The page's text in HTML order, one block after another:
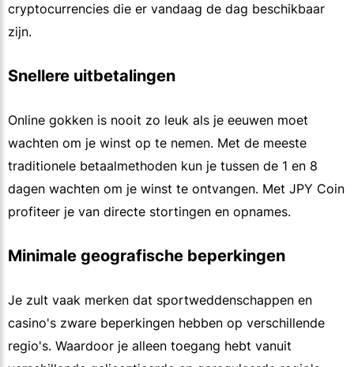
cryptocurrencies die er vandaag de dag beschikbaar
zijn.
Snellere uitbetalingen
Online gokken is nooit zo leuk als je eeuwen moet
wachten om je winst op te nemen. Met de meeste
traditionele betaalmethoden kun je tussen de 1 en 8
dagen wachten om je winst te ontvangen. Met JPY Coin
profiteer je van directe stortingen en opnames.
Minimale geografische beperkingen
Je zult vaak merken dat sportweddenschappen en
casino's zware beperkingen hebben op verschillende
regio's. Waardoor je alleen toegang hebt vanuit